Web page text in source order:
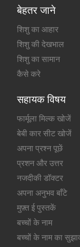
बेहतर जाने
शिशु का आहार
शिशु की देखभाल
शिशु का सामान
कैसे करे
सहायक विषय
फार्मूला मिल्क खोजें
बेबी कार सीट खोजें
अपना प्रश्न पूछें
प्रशन और उत्तर
नजदीकी डॉक्टर
अपना अनुभव बाँटे
मुफ़्त ई पुस्तकें
बच्चों के नाम
बच्चों के नाम का